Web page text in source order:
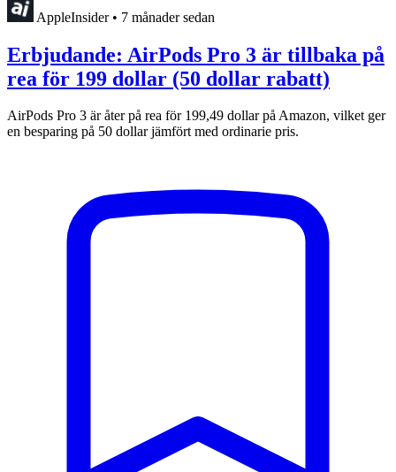
AppleInsider • 7 månader sedan
Erbjudande: AirPods Pro 3 är tillbaka på
rea för 199 dollar (50 dollar rabatt)
AirPods Pro 3 är åter på rea för 199,49 dollar på Amazon, vilket ger
en besparing på 50 dollar jämfört med ordinarie pris.